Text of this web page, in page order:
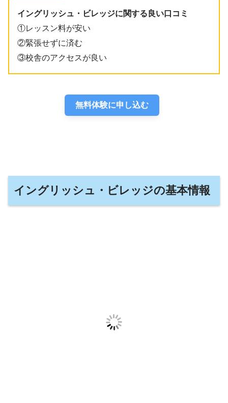
イングリッシュ・ビレッジに関する良い口コミ
①レッスン料が安い
②緊張せずに済む
③校舎のアクセスが良い
無料体験に申し込む
イングリッシュ・ビレッジの基本情報